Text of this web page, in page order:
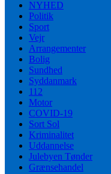
NYHED
Politik
Sport
Vejr
Arrangementer
Bolig
Sundhed
Syddanmark
112
Motor
COVID-19
Sort Sol
Kriminalitet
Uddannelse
Julebyen Tønder
Grænsehandel